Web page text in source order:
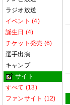
ラジオ放送
イベント (4)
誕生日 (4)
チケット発売 (6)
選手出演
キャンプ
サイト
すべて (13)
ファンサイト (12)